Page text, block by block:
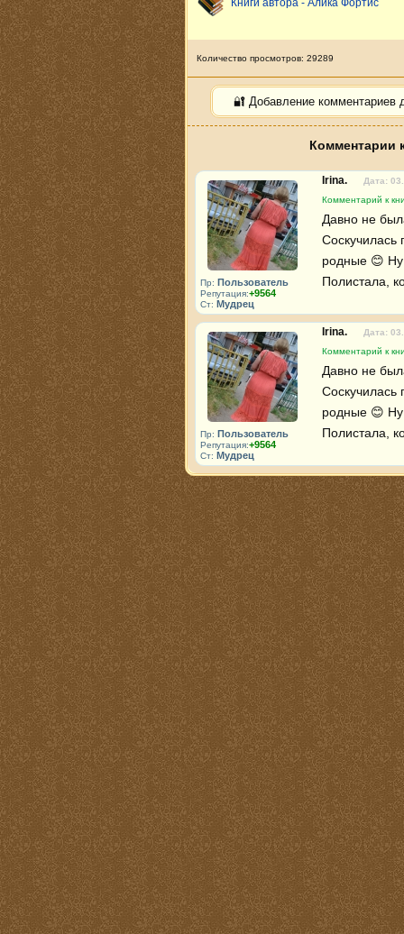
Книги автора - Алика Фортис
Количество просмотров: 29289
🔐 Добавление комментариев
Комментарии
Пр: Пользователь
Репутация:+9564
Ст: Мудрец
Irina.
Дата:
Комментарий к
Давно не
родные 😊 Ну
Полистала,
Пр: Пользователь
Репутация:+9564
Ст: Мудрец
Irina.
Дата:
Комментарий к
Давно не
родные 😊 Ну
Полистала,